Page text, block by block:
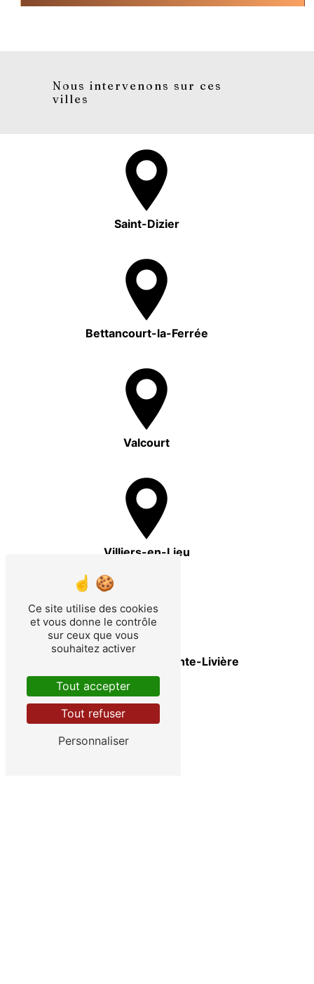
Nous intervenons sur ces
villes
Saint-Dizier
Bettancourt-la-Ferrée
Valcourt
Villiers-en-Lieu
Eclaron-Braucourt-Sainte-Livière
Ce site utilise des cookies
et vous donne le contrôle
sur ceux que vous
souhaitez activer
Tout accepter
Tout refuser
Personnaliser